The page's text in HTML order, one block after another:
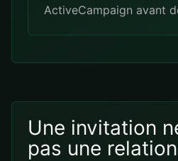
ActiveCampaign avant
Une invitation
pas une